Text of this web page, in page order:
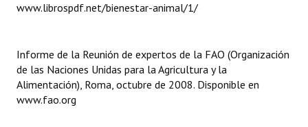
Actas de Audiencias Públicas
Comunicaciones
Declaraciones
www.librospdf.net/bienestar-animal/1/
Informe de la Reunión de expertos de la FAO (Organización
de las Naciones Unidas para la Agricultura y la
Alimentación), Roma, octubre de 2008. Disponible en
www.fao.org